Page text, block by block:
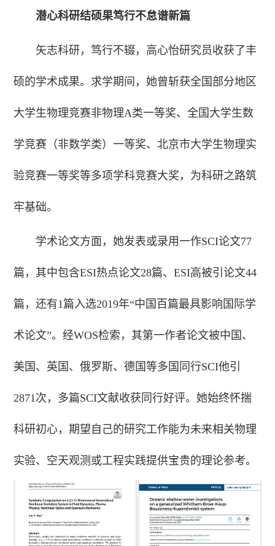
潜心科研结硕果笃行不怠谱新篇
矢志科研，笃行不辍，高心怡研究员收获了丰
硕的学术成果。求学期间，她曾斩获全国部分地区
大学生物理竞赛非物理A类一等奖、全国大学生数
学竞赛（非数学类）一等奖、北京市大学生物理实
验竞赛一等奖等多项学科竞赛大奖，为科研之路筑
牢基础。
学术论文方面，她发表或录用一作SCI论文77
篇，其中包含ESI热点论文28篇、ESI高被引论文44
篇，还有1篇入选2019年“中国百篇最具影响国际学
术论文”。经WOS检索，其第一作者论文被中国、
美国、英国、俄罗斯、德国等多国同行SCI他引
2871次，多篇SCI文献收获同行好评。她始终怀揣
科研初心，期望自己的研究工作能为未来相关物理
实验、空天观测或工程实践提供宝贵的理论参考。